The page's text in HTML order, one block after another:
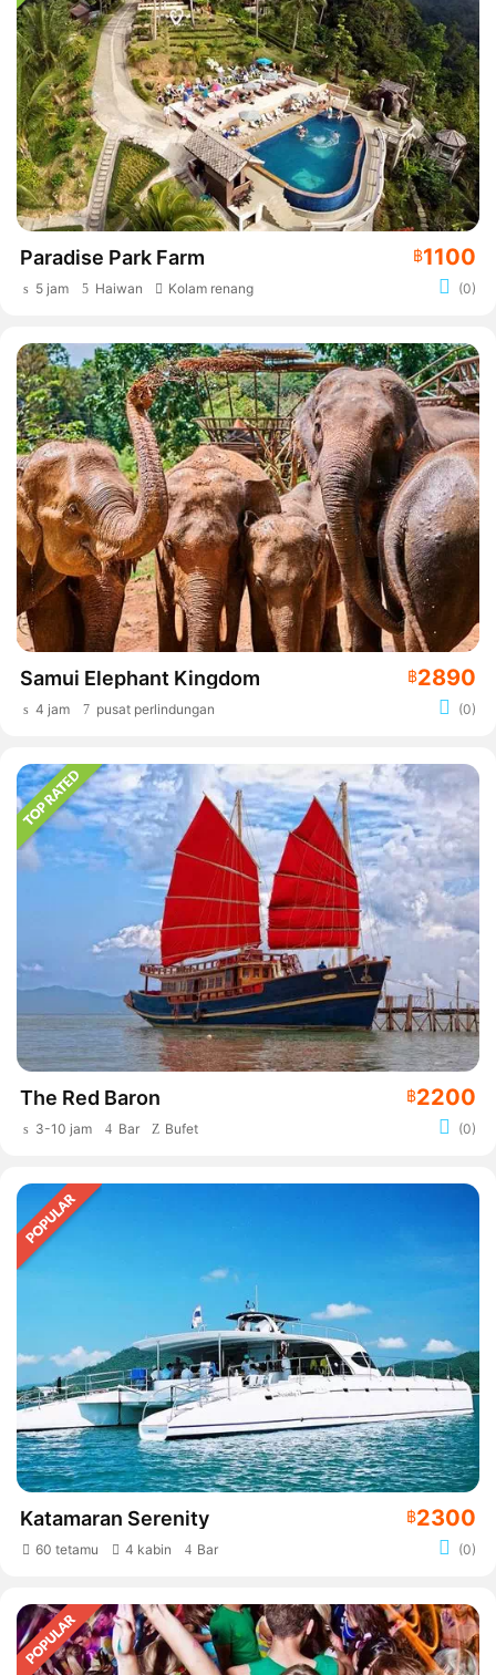
Paradise Park Farm ฿1100
5 jam Haiwan Kolam renang (0)
Samui Elephant Kingdom ฿2890
4 jam pusat perlindungan (0)
The Red Baron ฿2200
3-10 jam Bar Bufet (0)
Katamaran Serenity ฿2300
60 tetamu 4 kabin Bar (0)